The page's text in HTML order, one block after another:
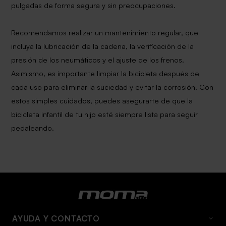
pulgadas de forma segura y sin preocupaciones.
Recomendamos realizar un mantenimiento regular, que
incluya la lubricación de la cadena, la verificación de la
presión de los neumáticos y el ajuste de los frenos.
Asimismo, es importante limpiar la bicicleta después de
cada uso para eliminar la suciedad y evitar la corrosión. Con
estos simples cuidados, puedes asegurarte de que la
bicicleta infantil de tu hijo esté siempre lista para seguir
pedaleando.
AYUDA Y CONTACTO